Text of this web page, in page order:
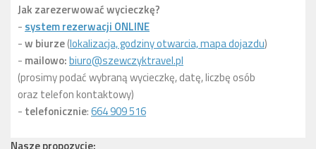
Jak zarezerwować wycieczkę?
- system rezerwacji ONLINE
-w biurze(lokalizacja, godziny otwarcia, mapa dojazdu)
- mailowo:biuro@szewczyktravel.pl
(prosimy podać wybraną wycieczkę, datę, liczbę osób
oraz telefon kontaktowy)
- telefonicznie:664 909 516
Nasze propozycje: